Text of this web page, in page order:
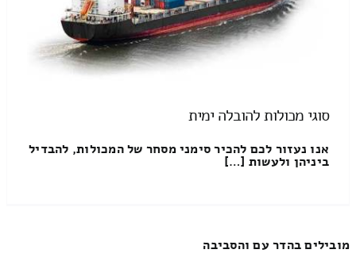
סוגי מכולות להובלה ימית
אנו נעזור לכם להכיר סימני מסחר של המכולות, להבדיל
ביניהן ולעשות […]
מובילים בהדר עם והסביבה